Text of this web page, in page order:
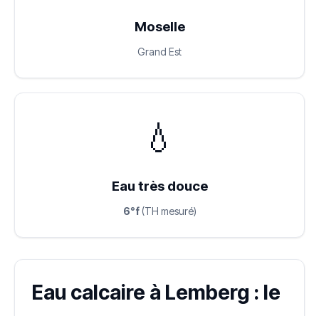
Moselle
Grand Est
💧
Eau très douce
6°f(TH mesuré)
Eau calcaire à Lemberg : le